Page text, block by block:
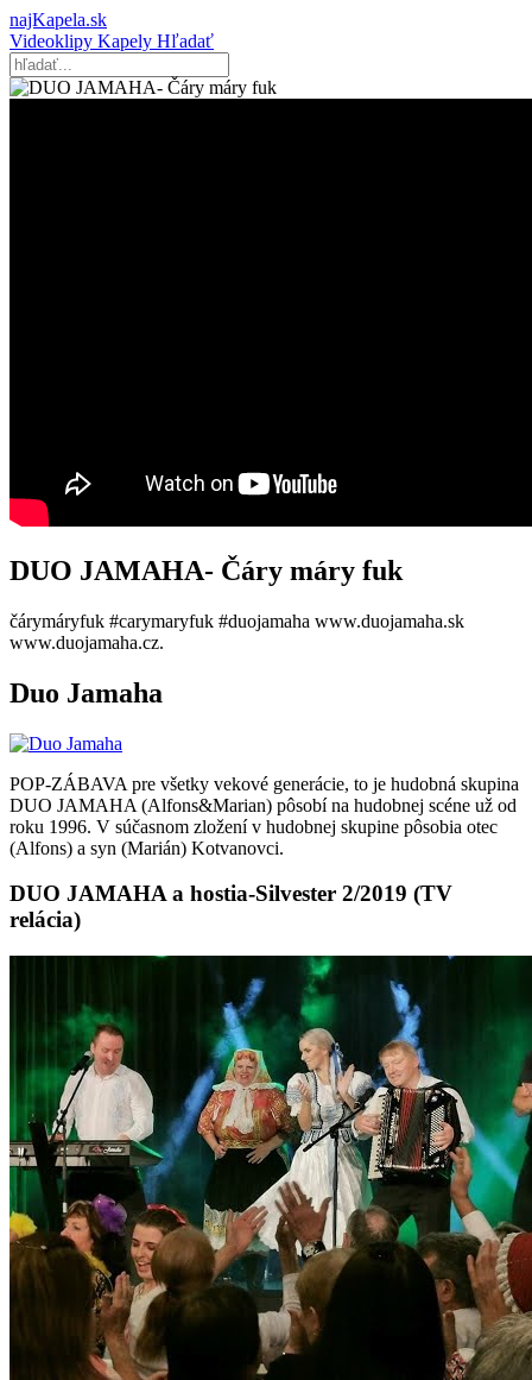
najKapela.sk
Videoklipy Kapely Hľadať
DUO JAMAHA- Čáry máry fuk
čárymáryfuk #carymaryfuk #duojamaha www.duojamaha.sk
www.duojamaha.cz.
Duo Jamaha
POP-ZÁBAVA pre všetky vekové generácie, to je hudobná skupina
DUO JAMAHA (Alfons&Marian) pôsobí na hudobnej scéne už od
roku 1996. V súčasnom zložení v hudobnej skupine pôsobia otec
(Alfons) a syn (Marián) Kotvanovci.
DUO JAMAHA a hostia-Silvester 2/2019 (TV
relácia)